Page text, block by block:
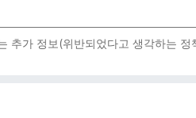
추가 정보(위반되었다고 생각하는